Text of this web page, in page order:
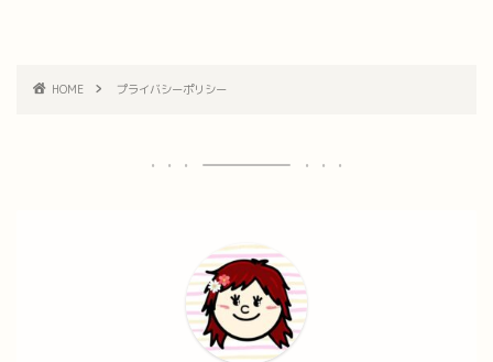
HOME プライバシーポリシー